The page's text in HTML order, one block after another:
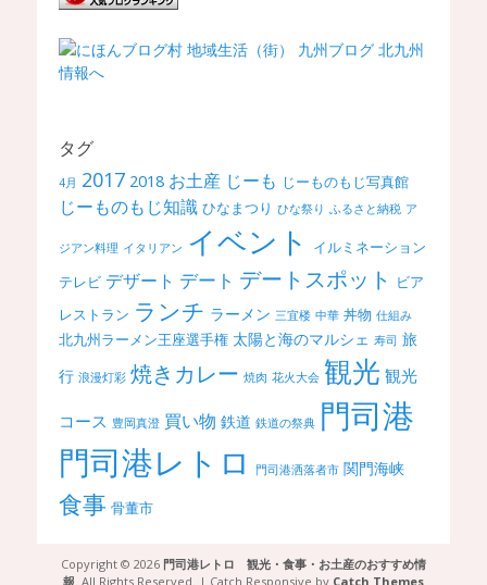
タグ
4月 2017 2018 お土産 じーも じーものもじ写真館
じーものもじ知識 ひなまつり ひな祭り ふるさと納税 ア
ジアン料理 イタリアン イベント
イルミネーション
テレビ デザート デート デートスポット
ビア
レストラン ランチ ラーメン 三宜楼 中華 丼物 仕組み
北九州ラーメン王座選手権 太陽と海のマルシェ 寿司 旅
行 浪漫灯彩 焼きカレー 焼肉 花火大会 観光 観光
コース 豊岡真澄 買い物 鉄道 鉄道の祭典 門司港
門司港レトロ
門司港洒落者市 関門海峡
食事 骨董市
Copyright © 2026 門司港レトロ 観光・食事・お土産のおすすめ情
報 . All Rights Reserved. | Catch Responsive by Catch Themes